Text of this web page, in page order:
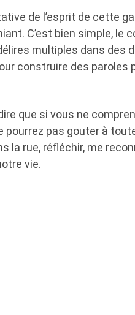
de l’esprit de cette
C’est bien simple, le
multiples dans des
construire des
que si vous ne
pas gouter à
la rue, réfléchir, me
vie.